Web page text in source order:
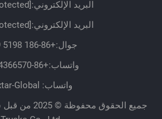
البريد الإلكتروني:
البريد الإلكتروني:
جوال:+86-186 5198 4709
واتساب:+86-19534366570
واتساب: Nextar-Global